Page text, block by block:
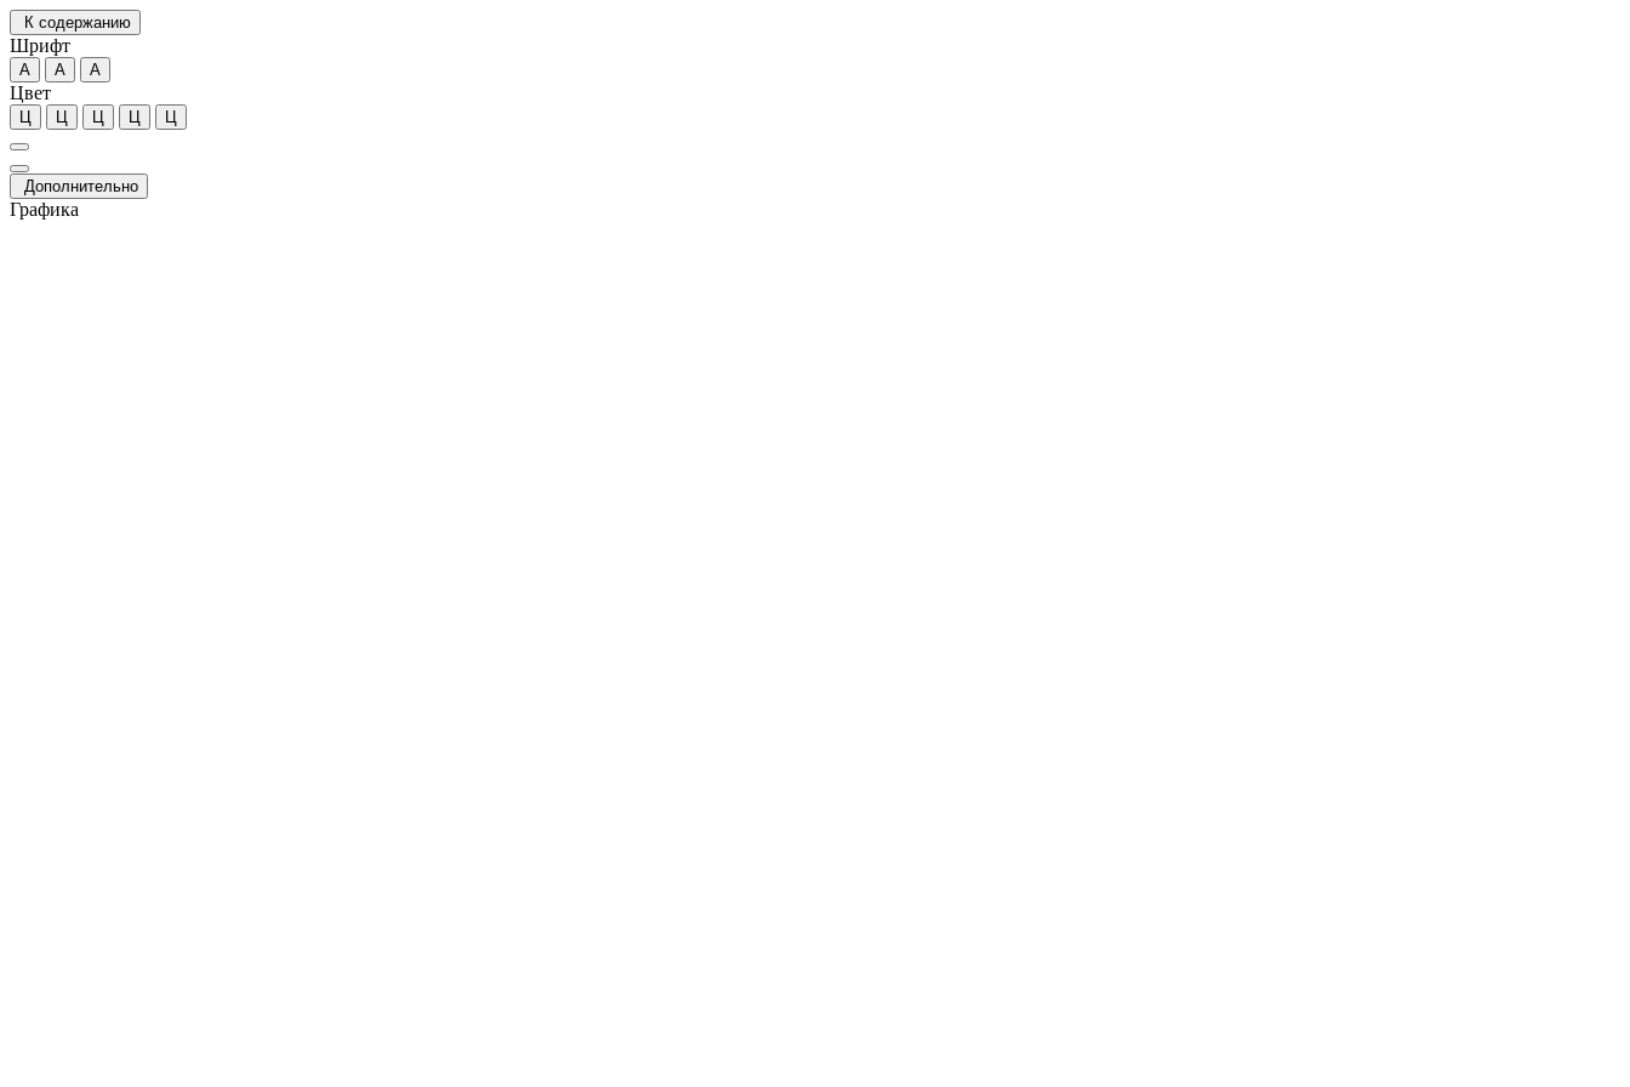
К содержанию
Шрифт
А А А
Цвет
Ц Ц Ц Ц Ц
Дополнительно
Графика